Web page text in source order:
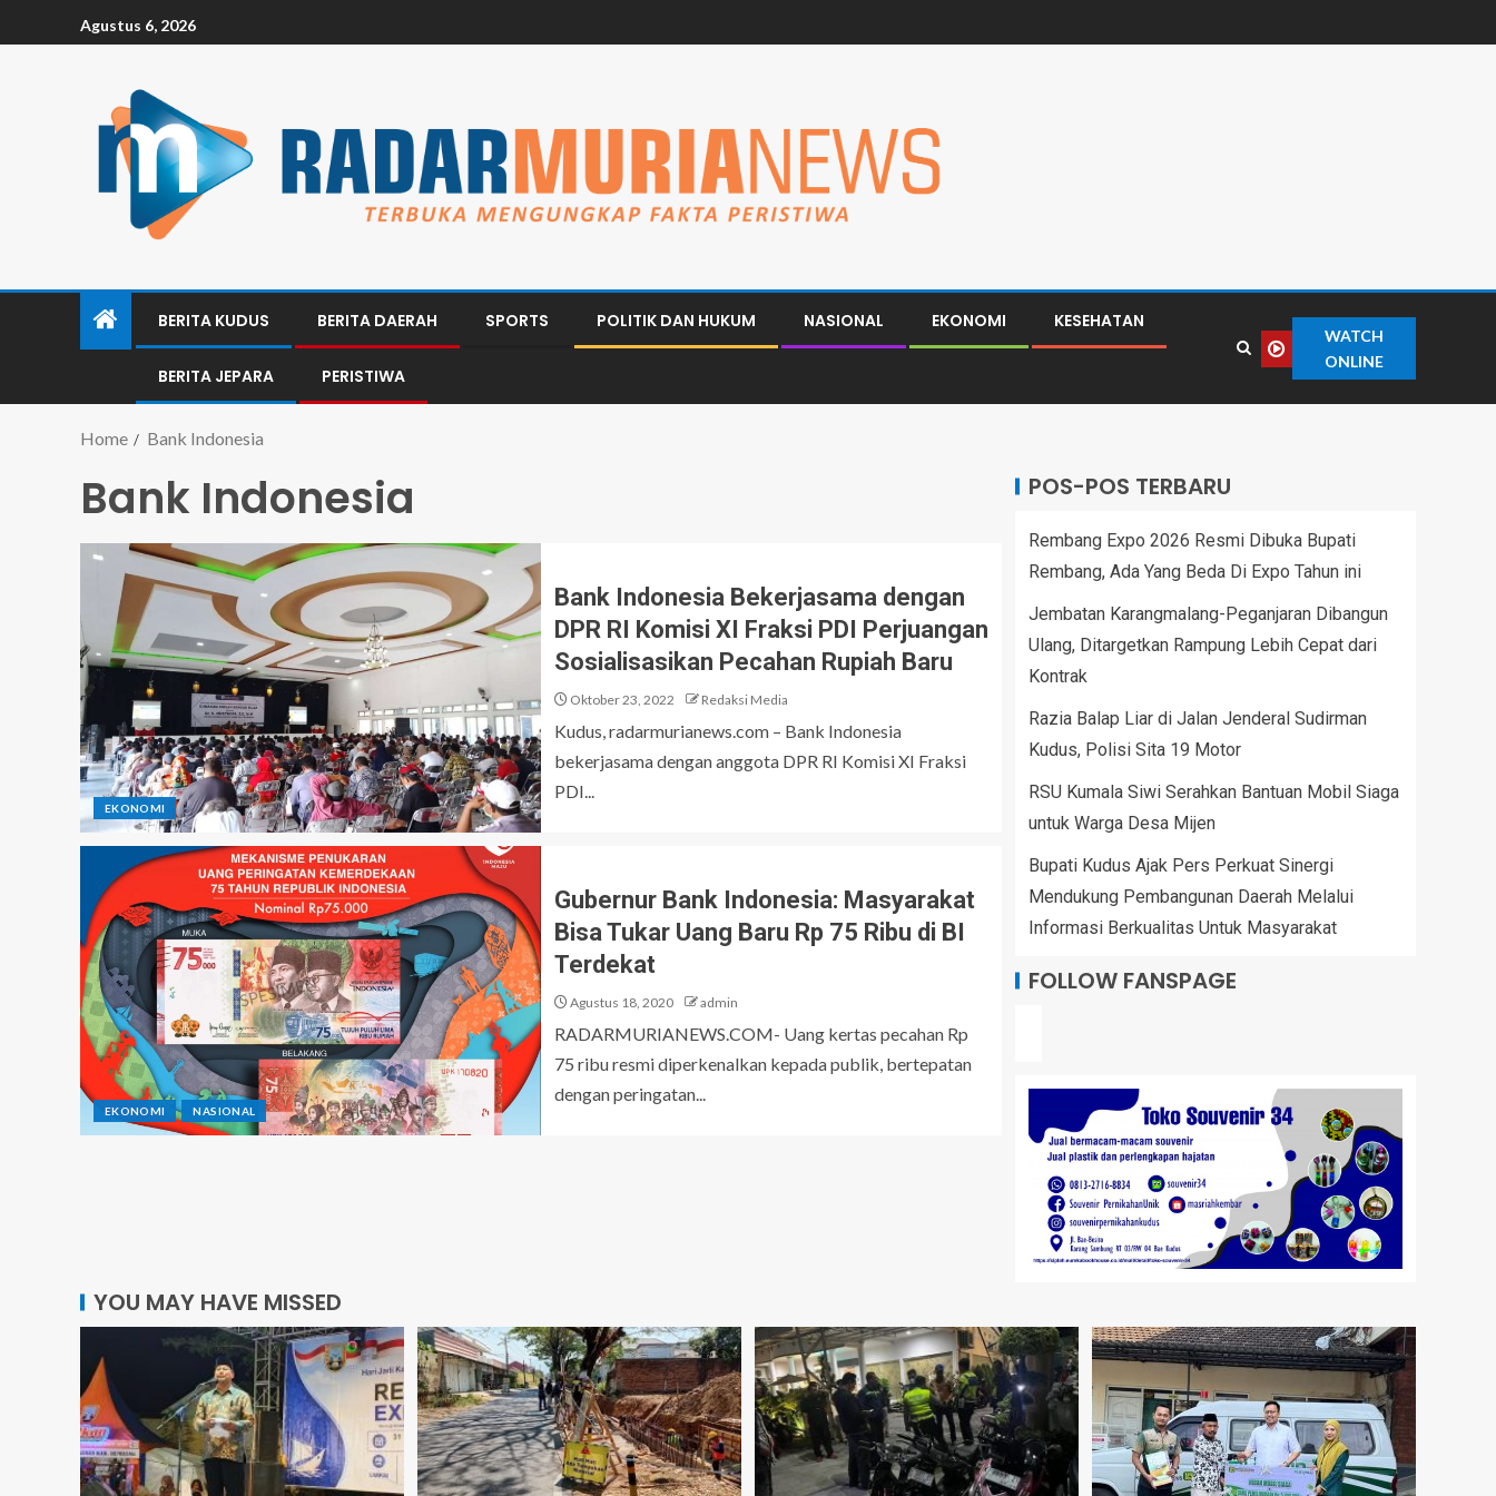
Agustus 6, 2026
BERITA KUDUS BERITA DAERAH SPORTS POLITIK DAN HUKUM NASIONAL EKONOMI KESEHATAN
BERITA JEPARA PERISTIWA
WATCH
ONLINE
Home Bank Indonesia
Bank Indonesia
EKONOMI
Bank Indonesia Bekerjasama dengan
DPR RI Komisi XI Fraksi PDI Perjuangan
Sosialisasikan Pecahan Rupiah Baru
Oktober 23, 2022 Redaksi Media
Kudus, radarmurianews.com – Bank Indonesia
bekerjasama dengan anggota DPR RI Komisi XI Fraksi
PDI...
EKONOMI NASIONAL
Gubernur Bank Indonesia: Masyarakat
Bisa Tukar Uang Baru Rp 75 Ribu di BI
Terdekat
Agustus 18, 2020 admin
RADARMURIANEWS.COM- Uang kertas pecahan Rp
75 ribu resmi diperkenalkan kepada publik, bertepatan
dengan peringatan...
POS-POS TERBARU
Rembang Expo 2026 Resmi Dibuka Bupati
Rembang, Ada Yang Beda Di Expo Tahun ini
Jembatan Karangmalang-Peganjaran Dibangun
Ulang, Ditargetkan Rampung Lebih Cepat dari
Kontrak
Razia Balap Liar di Jalan Jenderal Sudirman
Kudus, Polisi Sita 19 Motor
RSU Kumala Siwi Serahkan Bantuan Mobil Siaga
untuk Warga Desa Mijen
Bupati Kudus Ajak Pers Perkuat Sinergi
Mendukung Pembangunan Daerah Melalui
Informasi Berkualitas Untuk Masyarakat
FOLLOW FANSPAGE
YOU MAY HAVE MISSED